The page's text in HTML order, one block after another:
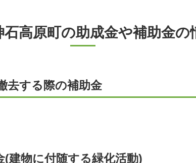
石高原町の助成金や補助金の
去する際の補助金
(建物に付随する緑化活動)